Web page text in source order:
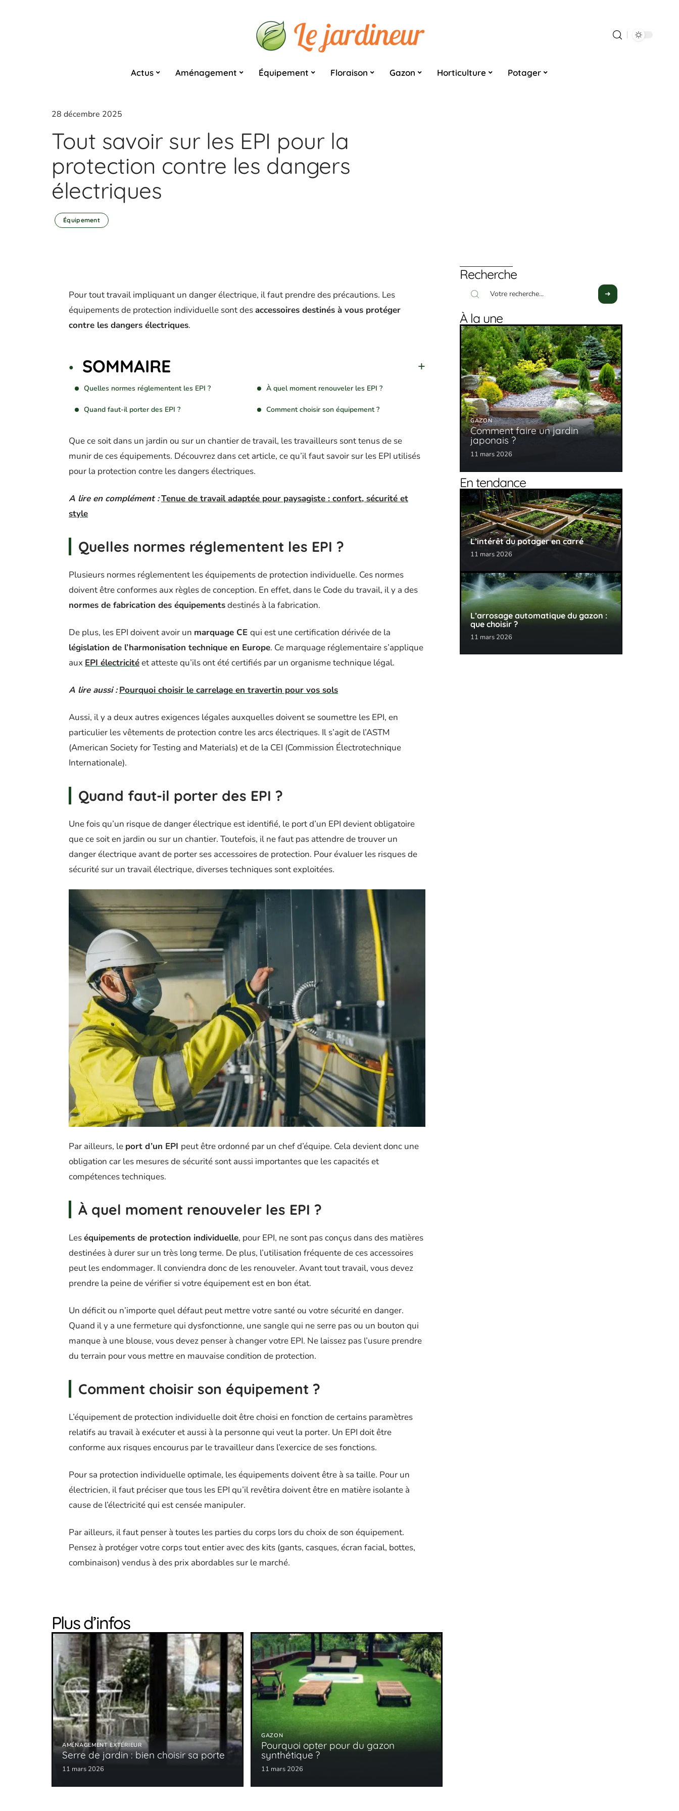
Actus Aménagement Équipement Floraison Gazon Horticulture Potager
28 décembre 2025
Tout savoir sur les EPI pour la
protection contre les dangers
électriques
Équipement
Pour tout travail impliquant un danger électrique, il faut prendre des précautions. Les
équipements de protection individuelle sont desaccessoires destinés à vous protéger
contre les dangers électriques.
SOMMAIRE
Quelles normes réglementent les EPI ?
Quand faut-il porter des EPI ?
À quel moment renouveler les EPI ?
Comment choisir son équipement ?
Que ce soit dans un jardin ou sur un chantier de travail, les travailleurs sont tenus de se
munir de ces équipements. Découvrez dans cet article, ce qu’il faut savoir sur les EPI utilisés
pour la protection contre les dangers électriques.
A lire en complément :Tenue de travail adaptée pour paysagiste : confort, sécurité et
style
Quelles normes réglementent les EPI ?
Plusieurs normes réglementent les équipements de protection individuelle. Ces normes
doivent être conformes aux règles de conception. En effet, dans le Code du travail, il y a des
normes de fabrication des équipementsdestinés à la fabrication.
De plus, les EPI doivent avoir un marquage CE qui est une certification dérivée de la
législation de l’harmonisation technique en Europe. Ce marquage réglementaire s’applique
aux EPI électricitéet atteste qu’ils ont été certifiés par un organisme technique légal.
A lire aussi : Pourquoi choisir le carrelage en travertin pour vos sols
Aussi, il y a deux autres exigences légales auxquelles doivent se soumettre les EPI, en
particulier les vêtements de protection contre les arcs électriques. Il s’agit de l’ASTM
(American Society for Testing and Materials) et de la CEI (Commission Électrotechnique
Internationale).
Quand faut-il porter des EPI ?
Une fois qu’un risque de danger électrique est identifié, le port d’un EPI devient obligatoire
que ce soit en jardin ou sur un chantier. Toutefois, il ne faut pas attendre de trouver un
danger électrique avant de porter ses accessoires de protection. Pour évaluer les risques de
sécurité sur un travail électrique, diverses techniques sont exploitées.
Par ailleurs, le port d’un EPI peut être ordonné par un chef d’équipe. Cela devient donc une
obligation car les mesures de sécurité sont aussi importantes que les capacités et
compétences techniques.
À quel moment renouveler les EPI ?
Leséquipements de protection individuelle, pour EPI, ne sont pas conçus dans des matières
destinées à durer sur un très long terme. De plus, l’utilisation fréquente de ces accessoires
peut les endommager. Il conviendra donc de les renouveler. Avant tout travail, vous devez
prendre la peine de vérifier si votre équipement est en bon état.
Un déficit ou n’importe quel défaut peut mettre votre santé ou votre sécurité en danger.
Quand il y a une fermeture qui dysfonctionne, une sangle qui ne serre pas ou un bouton qui
manque à une blouse, vous devez penser à changer votre EPI. Ne laissez pas l’usure prendre
du terrain pour vous mettre en mauvaise condition de protection.
Comment choisir son équipement ?
L’équipement de protection individuelle doit être choisi en fonction de certains paramètres
relatifs au travail à exécuter et aussi à la personne qui veut la porter. Un EPI doit être
conforme aux risques encourus par le travailleur dans l’exercice de ses fonctions.
Pour sa protection individuelle optimale, les équipements doivent être à sa taille. Pour un
électricien, il faut préciser que tous les EPI qu’il revêtira doivent être en matière isolante à
cause de l’électricité qui est censée manipuler.
Par ailleurs, il faut penser à toutes les parties du corps lors du choix de son équipement.
Pensez à protéger votre corps tout entier avec des kits (gants, casques, écran facial, bottes,
combinaison) vendus à des prix abordables sur le marché.
Plus d’infos
AMÉNAGEMENT EXTÉRIEUR
Serre de jardin : bien choisir sa porte
11 mars 2026
GAZON
Pourquoi opter pour du gazon
synthétique ?
11 mars 2026
Recherche
À la une
GAZON
Comment faire un jardin
japonais ?
11 mars 2026
En tendance
L’intérêt du potager en carré
11 mars 2026
L’arrosage automatique du gazon :
que choisir ?
11 mars 2026